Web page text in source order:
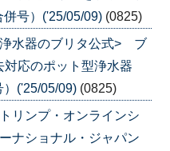
号）('25/05/09) (0825)
水器のブリタ公式> ブ
対応のポット型浄水器
）('25/05/09) (0825)
リンプ・オンラインシ
ナショナル・ジャパン